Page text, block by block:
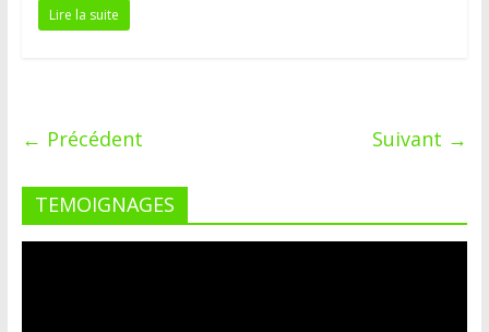
Lire la suite
← Précédent Suivant →
TEMOIGNAGES